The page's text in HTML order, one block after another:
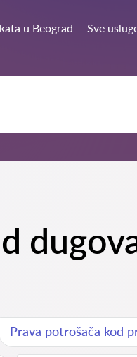
u Beograd Sve
Prava potrošača kod